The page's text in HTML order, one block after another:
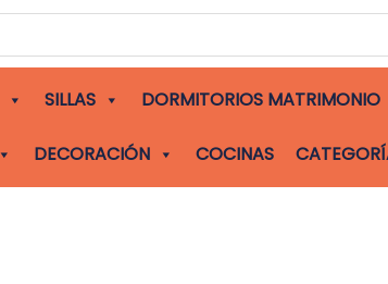
SILLAS DORMITORIOS MATRIMONIO
DECORACIÓN COCINAS